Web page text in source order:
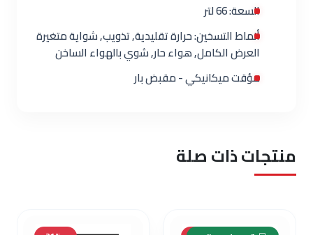
السعة: 66 لتر
أنماط التسخين: حرارة تقليدية, تذويب, شواية متغيرة
العرض الكامل, هواء حار, شوي بالهواء الساخن
مؤقت ميكانيكي - مقبض بار
منتجات ذات صلة